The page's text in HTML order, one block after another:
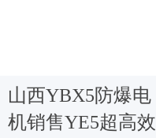
山西YBX5防爆电
机销售YE5超高效